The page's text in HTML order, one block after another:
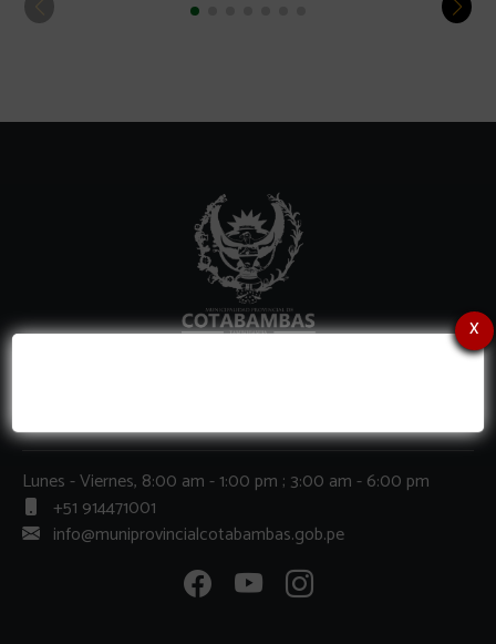
x
Lunes - Viernes, 8:00 am - 1:00 pm ; 3:00 am - 6:00 pm
+51 914471001
info@muniprovincialcotabambas.gob.pe